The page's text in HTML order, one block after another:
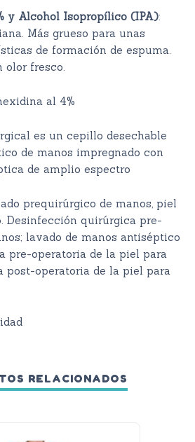
y Alcohol Isopropílico (IPA):
Más grueso para unas
de formación de espuma.
olor fresco.
al 4%
es un cepillo desechable
de manos impregnado con
de amplio espectro
prequirúrgico de manos, piel
Desinfección quirúrgica pre-
lavado de manos antiséptico
pre-operatoria de la piel para
post-operatoria de la piel para
RELACIONADOS